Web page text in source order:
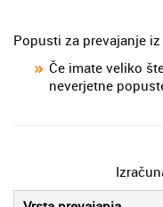
Popusti za prevajanje
Če imate veliko
neverjetne